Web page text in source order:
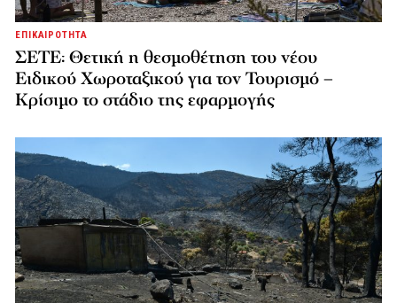
ΕΠΙΚΑΙΡΟΤΗΤΑ
ΣΕΤΕ: Θετική η θεσμοθέτηση του νέου
Ειδικού Χωροταξικού για τον Τουρισμό –
Κρίσιμο το στάδιο της εφαρμογής